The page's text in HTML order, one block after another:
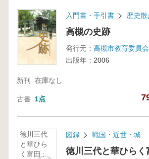
入門書・手引書 歴史散
高槻の史跡
発行元：
出版年： 2006
新刊 在庫なし
古書 1点
徳川三代
と華ひら
く富田 :
図録 戦国・近世・城
徳川三代と華ひらく